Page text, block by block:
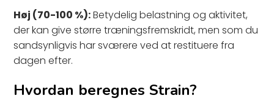
Høj (70-100 %):Betydelig belastning og aktivitet,
der kan give større træningsfremskridt, men som du
sandsynligvis har sværere ved at restituere fra
dagen efter.
Hvordan beregnes Strain?